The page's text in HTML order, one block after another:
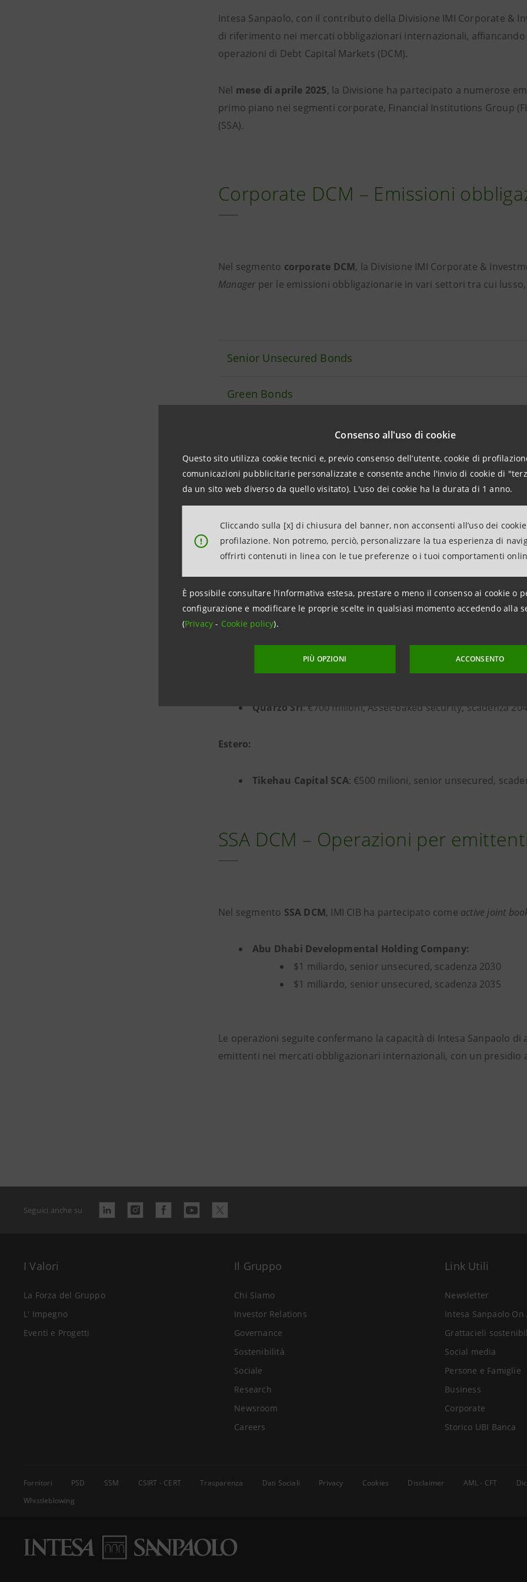
Consenso all'uso di cookie
Questo sito utilizza cookie tecnici e, previo consenso dell’utente, cookie di
comunicazioni pubblicitarie personalizzate e consente anche l'invio di cookie di
da un sito web diverso da quello visitato). L'uso dei cookie ha la durata di 1 anno.
!
Cliccando sulla [x] di chiusura del banner, non acconsenti all’uso dei
profilazione. Non potremo, perciò, personalizzare la tua esperienza di
offrirti contenuti in linea con le tue preferenze o i tuoi comportamenti
È possibile consultare l'informativa estesa, prestare o meno il consenso ai cookie o
configurazione e modificare le proprie scelte in qualsiasi momento accedendo alla
(Privacy- Cookie policy).
PIÙ OPZIONI ACCONSENTO
Intesa Sanpaolo, con il contributo della Divisione IMI Corporate &
di riferimento nei mercati obbligazionari internazionali,
operazioni di Debt Capital Markets (DCM).
Nel mese di aprile 2025, la Divisione ha partecipato a numerose
primo piano nei segmenti corporate, Financial Institutions Group
(SSA).
Corporate DCM – Emissioni
Nel segmento corporate DCM, la Divisione IMI Corporate &
Manager per le emissioni obbligazionarie in vari settori tra cui
Senior Unsecured Bonds
Green Bonds
Sustainability-linked bond
Senior Secured
FIG DCM – Emissioni
FIG DCM , la Divisione IMI Corporate & Investment
Quarzo Srl: €700 milioni, Asset-baked security, scadenza
Estero:
Tikehau Capital SCA: €500 milioni, senior unsecured,
SSA DCM – Operazioni per
Nel segmento SSA DCM, IMI CIB ha partecipato come active joint
Abu Dhabi Developmental Holding Company:
$1 miliardo, senior unsecured, scadenza 2030
$1 miliardo, senior unsecured, scadenza 2035
Le operazioni seguite confermano la capacità di Intesa Sanpaolo
emittenti nei mercati obbligazionari internazionali, con un presidio
Seguici anche su
I Valori
La Forza del Gruppo
L' Impegno
Eventi e Progetti
Il Gruppo
Chi Siamo
Investor Relations
Governance
Sostenibilità
Sociale
Research
Newsroom
Careers
Link Utili
Newsletter
Intesa Sanpaolo On
Grattacieli
Social media
Persone e Famiglie
Business
Corporate
Storico UBI Banca
Fornitori PSD SSM CSIRT - CERT Trasparenza Dati Sociali Privacy Cookies Disclaimer AML - CFT
Whistleblowing